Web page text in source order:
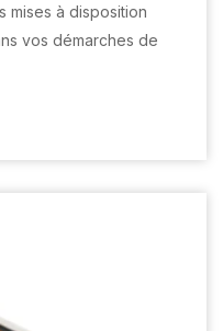
mises à disposition
vos démarches de